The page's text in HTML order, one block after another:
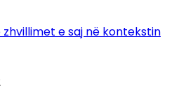
e saj në kontekstin